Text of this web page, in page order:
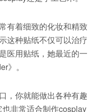
有着细致的化妆和精致
这种贴纸不仅可以治疗
医用贴纸，她最近的一
》。
，你就能做出各种有趣
非常适合制作cosplay